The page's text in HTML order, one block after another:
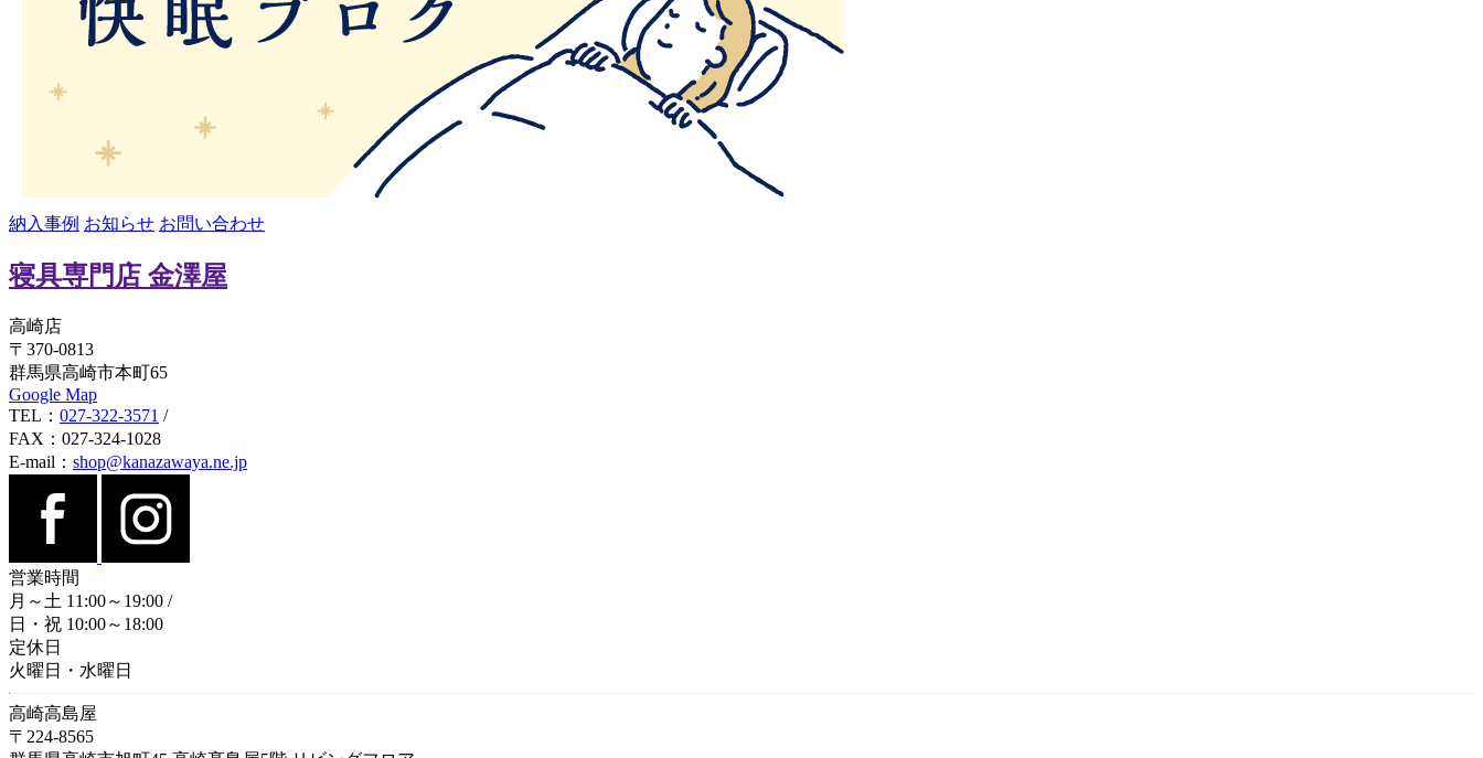
納入事例 お知らせ お問い合わせ
寝具専門店 金澤屋
高崎店
〒370-0813
群馬県高崎市本町65
Google Map
TEL： 027-322-3571 /
FAX：027-324-1028
E-mail： shop@kanazawaya.ne.jp
営業時間
月～土 11:00～19:00 /
日・祝 10:00～18:00
定休日
火曜日・水曜日
高崎高島屋
〒224-8565